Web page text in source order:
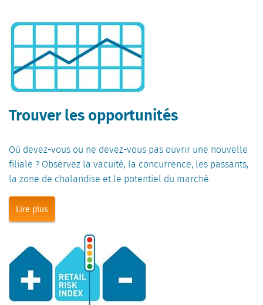
Trouver les opportunités
Où devez-vous ou ne devez-vous pas ouvrir une nouvelle
filiale ? Observez la vacuité, la concurrence, les passants,
la zone de chalandise et le potentiel du marché.
Lire plus